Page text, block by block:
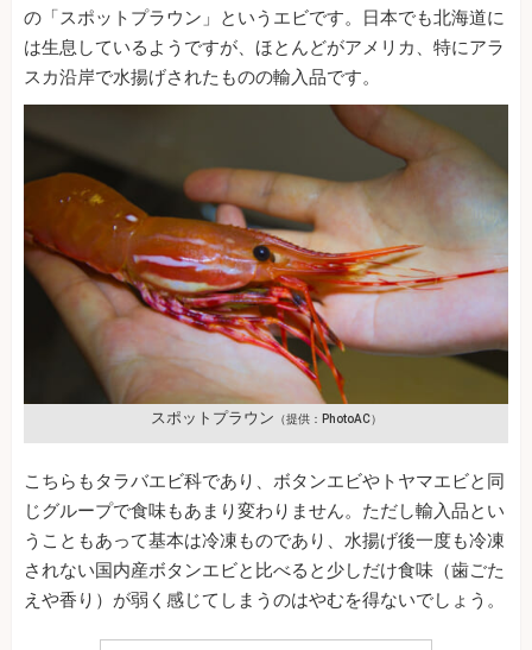
の「スポットプラウン」というエビです。日本でも北海道に
は生息しているようですが、ほとんどがアメリカ、特にアラ
スカ沿岸で水揚げされたものの輸入品です。
スポットプラウン （提供：PhotoAC）
こちらもタラバエビ科であり、ボタンエビやトヤマエビと同
じグループで食味もあまり変わりません。ただし輸入品とい
うこともあって基本は冷凍ものであり、水揚げ後一度も冷凍
されない国内産ボタンエビと比べると少しだけ食味（歯ごた
えや香り）が弱く感じてしまうのはやむを得ないでしょう。